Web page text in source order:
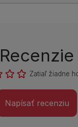
Recenzie
Zatiaľ žiadne
Napísať recenziu